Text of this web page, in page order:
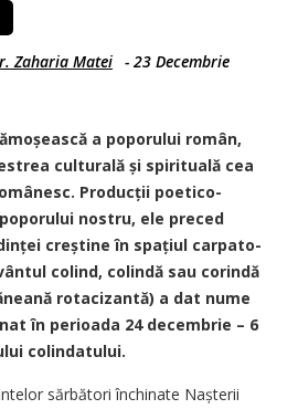
Zaharia Matei - 23 Decembrie
a poporului român,
culturală și spirituală cea
Producții poetico-
nostru, ele preced
creștine în spațiul carpato-
colind, colindă sau corindă
rotacizantă) a dat nume
în perioada 24 decembrie – 6
colindatului.
sărbători închinate Nașterii